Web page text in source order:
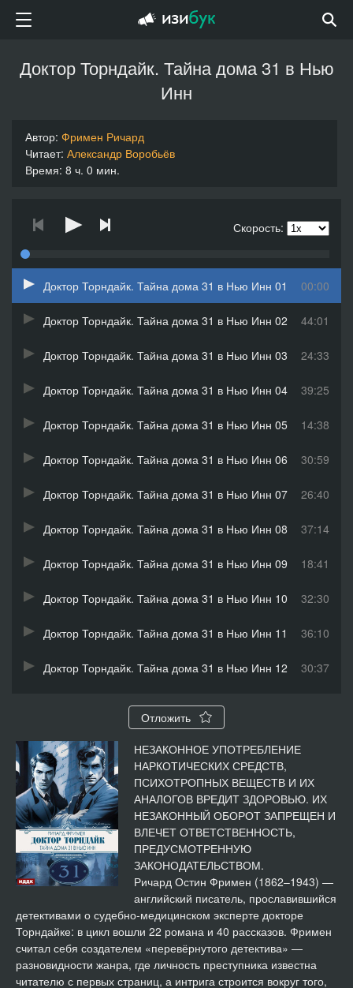
Доктор Торндайк. Тайна дома 31 в Нью
Инн
Автор: Фримен Ричард
Читает: Александр Воробьёв
Время: 8 ч. 0 мин.
Скорость:
00:00
Доктор Торндайк. Тайна дома 31 в Нью Инн 01
44:01
Доктор Торндайк. Тайна дома 31 в Нью Инн 02
24:33
Доктор Торндайк. Тайна дома 31 в Нью Инн 03
39:25
Доктор Торндайк. Тайна дома 31 в Нью Инн 04
14:38
Доктор Торндайк. Тайна дома 31 в Нью Инн 05
30:59
Доктор Торндайк. Тайна дома 31 в Нью Инн 06
26:40
Доктор Торндайк. Тайна дома 31 в Нью Инн 07
37:14
Доктор Торндайк. Тайна дома 31 в Нью Инн 08
18:41
Доктор Торндайк. Тайна дома 31 в Нью Инн 09
32:30
Доктор Торндайк. Тайна дома 31 в Нью Инн 10
36:10
Доктор Торндайк. Тайна дома 31 в Нью Инн 11
30:37
Доктор Торндайк. Тайна дома 31 в Нью Инн 12
Доктор Торндайк. Тайна дома 31 в Нью Инн 13
Доктор Торндайк. Тайна дома 31 в Нью Инн 14
Доктор Торндайк. Тайна дома 31 в Нью Инн 15
25:04
Доктор Торндайк. Тайна дома 31 в Нью Инн 16
Доктор Торндайк. Тайна дома 31 в Нью Инн 17
Отложить
НЕЗАКОННОЕ УПОТРЕБЛЕНИЕ
НАРКОТИЧЕСКИХ СРЕДСТВ,
ПСИХОТРОПНЫХ ВЕЩЕСТВ И ИХ
АНАЛОГОВ ВРЕДИТ ЗДОРОВЬЮ. ИХ
НЕЗАКОННЫЙ ОБОРОТ ЗАПРЕЩЕН И
ВЛЕЧЕТ ОТВЕТСТВЕННОСТЬ,
ПРЕДУСМОТРЕННУЮ
ЗАКОНОДАТЕЛЬСТВОМ.
Ричард Остин Фримен (1862–1943) —
английский писатель, прославившийся
детективами о судебно-медицинском эксперте докторе
Торндайке: в цикл вошли 22 романа и 40 рассказов. Фримен
считал себя создателем «перевёрнутого детектива» —
разновидности жанра, где личность преступника известна
читателю с первых страниц, а интрига строится вокруг того,